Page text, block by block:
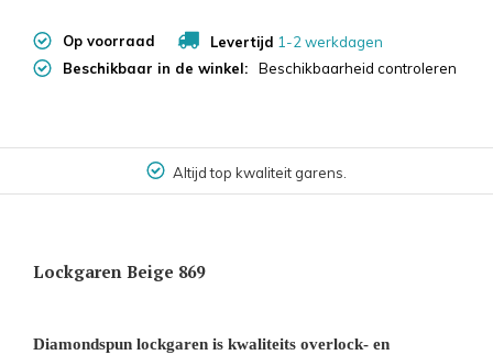
Op voorraad Levertijd 1-2 werkdagen
Beschikbaar in de winkel:
Beschikbaarheid controleren
Altijd top kwaliteit garens.
Lockgaren Beige 869
Diamondspun lockgaren is kwaliteits overlock- en